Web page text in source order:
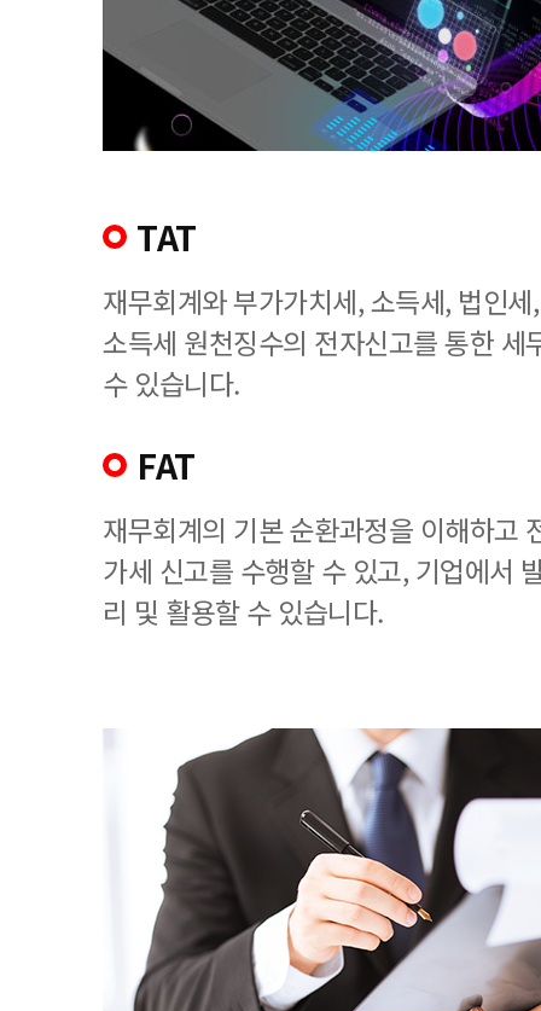
TAT
재무회계와 부가가치세, 소득세, 법인
소득세 원천징수의 전자신고를 통한 세
수 있습니다.
FAT
재무회계의 기본 순환과정을 이해하고
가세 신고를 수행할 수 있고, 기업에서
리 및 활용할 수 있습니다.